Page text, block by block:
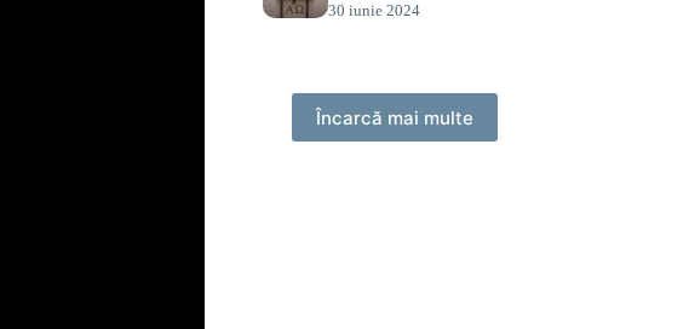
30 iunie 2024
Încarcă mai multe